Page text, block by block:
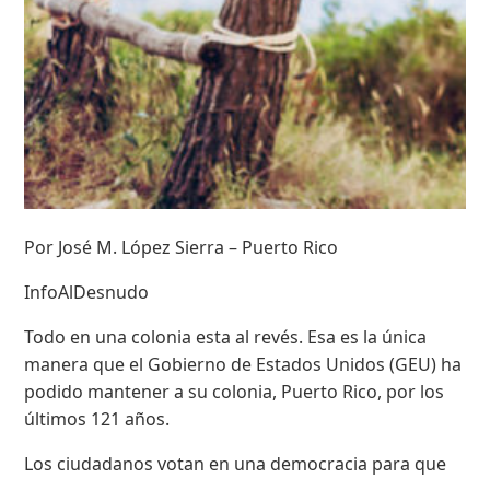
Por José M. López Sierra – Puerto Rico
InfoAlDesnudo
Todo en una colonia esta al revés. Esa es la única
manera que el Gobierno de Estados Unidos (GEU) ha
podido mantener a su colonia, Puerto Rico, por los
últimos 121 años.
Los ciudadanos votan en una democracia para que